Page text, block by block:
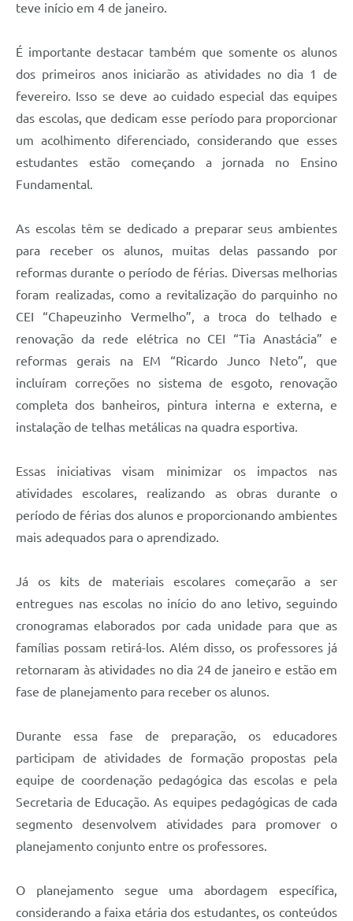
Carta de Serviços
Arquivos para Download
Galeria de Vídeos
Contas Públicas
Legislação
teve início em 4 de janeiro.
É importante destacar também que somente os alunos
dos primeiros anos iniciarão as atividades no dia 1 de
fevereiro. Isso se deve ao cuidado especial das equipes
das escolas, que dedicam esse período para proporcionar
um acolhimento diferenciado, considerando que esses
estudantes estão começando a jornada no Ensino
Fundamental.
As escolas têm se dedicado a preparar seus ambientes
para receber os alunos, muitas delas passando por
reformas durante o período de férias. Diversas melhorias
foram realizadas, como a revitalização do parquinho no
CEI “Chapeuzinho Vermelho”, a troca do telhado e
renovação da rede elétrica no CEI “Tia Anastácia” e
reformas gerais na EM “Ricardo Junco Neto”, que
incluíram correções no sistema de esgoto, renovação
completa dos banheiros, pintura interna e externa, e
instalação de telhas metálicas na quadra esportiva.
Essas iniciativas visam minimizar os impactos nas
atividades escolares, realizando as obras durante o
período de férias dos alunos e proporcionando ambientes
mais adequados para o aprendizado.
Já os kits de materiais escolares começarão a ser
entregues nas escolas no início do ano letivo, seguindo
cronogramas elaborados por cada unidade para que as
famílias possam retirá-los. Além disso, os professores já
retornaram às atividades no dia 24 de janeiro e estão em
fase de planejamento para receber os alunos.
Durante essa fase de preparação, os educadores
participam de atividades de formação propostas pela
equipe de coordenação pedagógica das escolas e pela
Secretaria de Educação. As equipes pedagógicas de cada
segmento desenvolvem atividades para promover o
planejamento conjunto entre os professores.
O planejamento segue uma abordagem específica,
considerando a faixa etária dos estudantes, os conteúdos